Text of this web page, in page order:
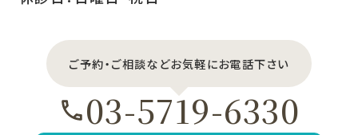
ご予約・ご相談などお気軽にお電話下さい
03-5719-6330